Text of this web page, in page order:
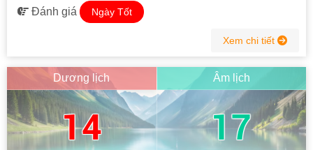
Đánh giá Ngày Tốt
Xem chi tiết
Dương lịch
14
Âm lịch
17